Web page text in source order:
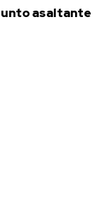
asaltante